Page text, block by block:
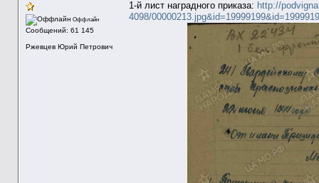
Оффлайн
Сообщений: 61 145
Ржевцев Юрий Петрович
1-й лист наградного приказа: http://
4098/